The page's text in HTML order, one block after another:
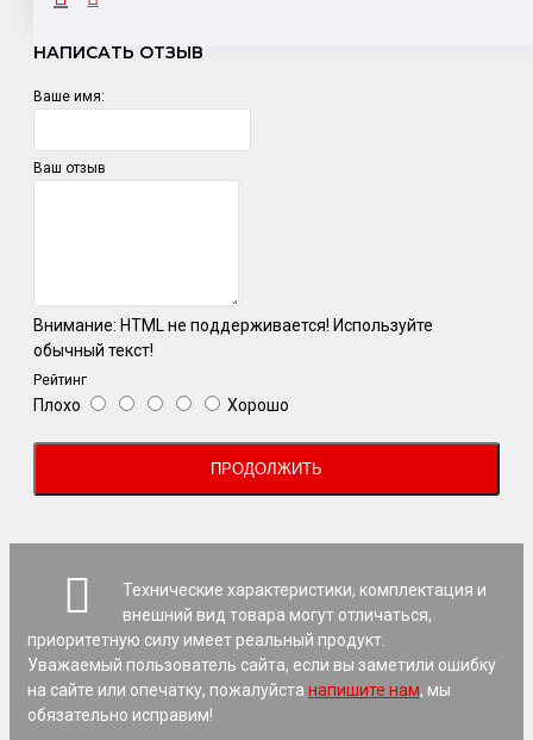
НАПИСАТЬ ОТЗЫВ
Ваше имя:
Ваш отзыв
Внимание: HTML не поддерживается! Используйте
обычный текст!
Рейтинг
Плохо Хорошо
ПРОДОЛЖИТЬ
Технические характеристики, комплектация и
внешний вид товара могут отличаться,
приоритетную силу имеет реальный продукт.
Уважаемый пользователь сайта, если вы заметили ошибку
на сайте или опечатку, пожалуйста напишите нам, мы
обязательно исправим!